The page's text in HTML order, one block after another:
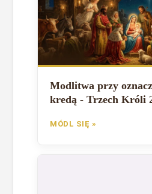
Modlitwa przy
kredą - Trzech Króli
MÓDL SIĘ »